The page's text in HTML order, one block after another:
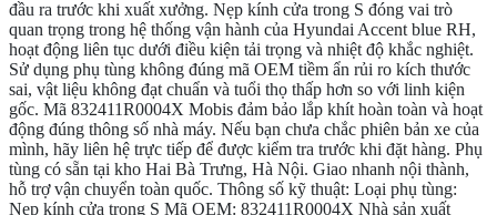
đầu ra trước khi xuất xưởng. Nẹp kính cửa trong S đóng vai trò
quan trọng trong hệ thống vận hành của Hyundai Accent blue RH,
hoạt động liên tục dưới điều kiện tải trọng và nhiệt độ khắc nghiệt.
Sử dụng phụ tùng không đúng mã OEM tiềm ẩn rủi ro kích thước
sai, vật liệu không đạt chuẩn và tuổi thọ thấp hơn so với linh kiện
gốc. Mã 832411R0004X Mobis đảm bảo lắp khít hoàn toàn và hoạt
động đúng thông số nhà máy. Nếu bạn chưa chắc phiên bản xe của
mình, hãy liên hệ trực tiếp để được kiểm tra trước khi đặt hàng. Phụ
tùng có sẵn tại kho Hai Bà Trưng, Hà Nội. Giao nhanh nội thành,
hỗ trợ vận chuyển toàn quốc. Thông số kỹ thuật: Loại phụ tùng:
Nẹp kính cửa trong S Mã OEM: 832411R0004X Nhà sản xuất